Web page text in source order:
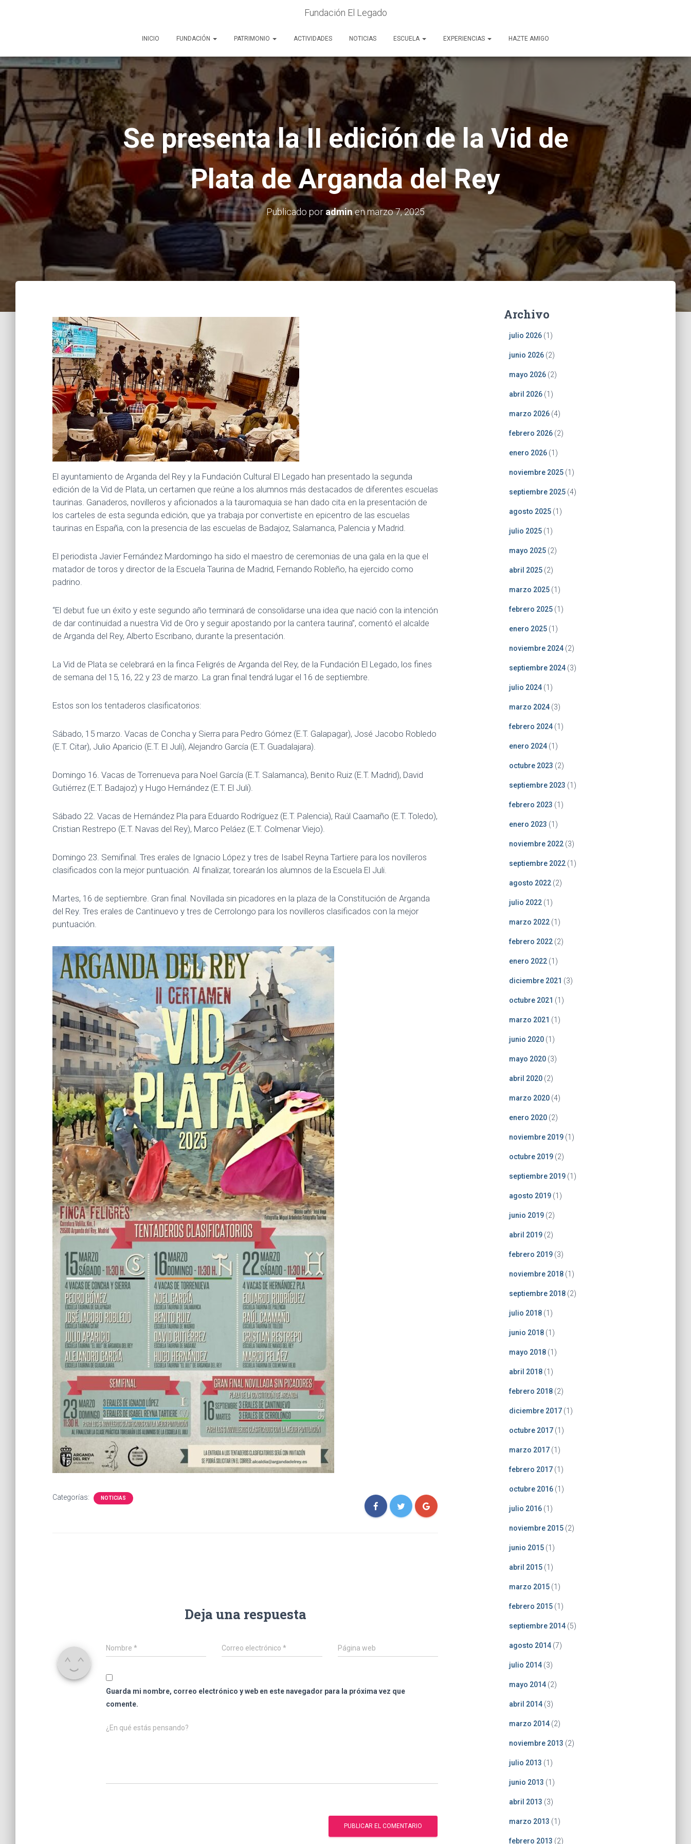
Fundación El Legado
INICIO FUNDACIÓN PATRIMONIO ACTIVIDADES NOTICIAS ESCUELA EXPERIENCIAS HAZTE AMIGO
Se presenta la II edición de la Vid de
Plata de Arganda del Rey
Publicado por adminenmarzo 7, 2025
El ayuntamiento de Arganda del Rey y la Fundación Cultural El Legado han presentado la segunda
edición de la Vid de Plata, un certamen que reúne a los alumnos más destacados de diferentes escuelas
taurinas. Ganaderos, novilleros y aficionados a la tauromaquia se han dado cita en la presentación de
los carteles de esta segunda edición, que ya trabaja por convertiste en epicentro de las escuelas
taurinas en España, con la presencia de las escuelas de Badajoz, Salamanca, Palencia y Madrid.
El periodista Javier Fernández Mardomingo ha sido el maestro de ceremonias de una gala en la que el
matador de toros y director de la Escuela Taurina de Madrid, Fernando Robleño, ha ejercido como
padrino.
“El debut fue un éxito y este segundo año terminará de consolidarse una idea que nació con la intención
de dar continuidad a nuestra Vid de Oro y seguir apostando por la cantera taurina”, comentó el alcalde
de Arganda del Rey, Alberto Escribano, durante la presentación.
La Vid de Plata se celebrará en la finca Feligrés de Arganda del Rey, de la Fundación El Legado, los fines
de semana del 15, 16, 22 y 23 de marzo. La gran final tendrá lugar el 16 de septiembre.
Estos son los tentaderos clasificatorios:
Sábado, 15 marzo. Vacas de Concha y Sierra para Pedro Gómez (E.T. Galapagar), José Jacobo Robledo
(E.T. Citar), Julio Aparicio (E.T. El Juli), Alejandro García (E.T. Guadalajara).
Domingo 16. Vacas de Torrenueva para Noel García (E.T. Salamanca), Benito Ruiz (E.T. Madrid), David
Gutiérrez (E.T. Badajoz) y Hugo Hernández (E.T. El Juli).
Sábado 22. Vacas de Hernández Pla para Eduardo Rodríguez (E.T. Palencia), Raúl Caamaño (E.T. Toledo),
Cristian Restrepo (E.T. Navas del Rey), Marco Peláez (E.T. Colmenar Viejo).
Domingo 23. Semifinal. Tres erales de Ignacio López y tres de Isabel Reyna Tartiere para los novilleros
clasificados con la mejor puntuación. Al finalizar, torearán los alumnos de la Escuela El Juli.
Martes, 16 de septiembre. Gran final. Novillada sin picadores en la plaza de la Constitución de Arganda
del Rey. Tres erales de Cantinuevo y tres de Cerrolongo para los novilleros clasificados con la mejor
puntuación.
Categorías: NOTICIAS
Deja una respuesta
Nombre * Correo electrónico* Página web
Guarda mi nombre, correo electrónico y web en este navegador para la próxima vez que
comente.
¿En qué estás pensando?
Archivo
julio 2026(1)
junio 2026(2)
mayo 2026(2)
abril 2026(1)
marzo 2026(4)
febrero 2026(2)
enero 2026(1)
noviembre 2025(1)
septiembre 2025(4)
agosto 2025(1)
julio 2025(1)
mayo 2025(2)
abril 2025(2)
marzo 2025(1)
febrero 2025(1)
enero 2025(1)
noviembre 2024(2)
septiembre 2024(3)
julio 2024(1)
marzo 2024(3)
febrero 2024(1)
enero 2024(1)
octubre 2023 (2)
septiembre 2023 (1)
febrero 2023 (1)
enero 2023 (1)
noviembre 2022(3)
septiembre 2022(1)
agosto 2022(2)
julio 2022(1)
marzo 2022(1)
febrero 2022(2)
enero 2022(1)
diciembre 2021 (3)
octubre 2021 (1)
marzo 2021 (1)
junio 2020(1)
mayo 2020(3)
abril 2020(2)
marzo 2020(4)
enero 2020(2)
noviembre 2019(1)
octubre 2019(2)
septiembre 2019(1)
agosto 2019(1)
junio 2019(2)
abril 2019(2)
febrero 2019(3)
noviembre 2018(1)
septiembre 2018(2)
julio 2018(1)
junio 2018(1)
mayo 2018(1)
abril 2018(1)
febrero 2018(2)
diciembre 2017(1)
octubre 2017(1)
marzo 2017(1)
febrero 2017(1)
octubre 2016(1)
julio 2016(1)
noviembre 2015(2)
junio 2015(1)
abril 2015(1)
marzo 2015(1)
febrero 2015(1)
septiembre 2014(5)
agosto 2014(7)
julio 2014(3)
mayo 2014(2)
abril 2014(3)
marzo 2014(2)
noviembre 2013 (2)
julio 2013 (1)
junio 2013 (1)
abril 2013 (3)
marzo 2013 (1)
febrero 2013 (2)